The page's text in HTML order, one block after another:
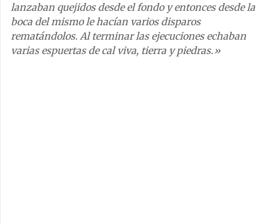
lanzaban quejidos desde el fondo y entonces desde la
boca del mismo le hacían varios disparos
rematándolos. Al terminar las ejecuciones echaban
varias espuertas de cal viva, tierra y piedras.»